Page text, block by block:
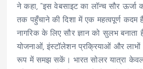
ने कहा, “इस वेबसाइट का लॉन्च सौर ऊर्जा
तक पहुँचाने की दिशा में एक महत्वपूर्ण कदम
नागरिक के लिए सौर ज्ञान को सुलभ बनाता
योजनाओं, इंस्टॉलेशन प्रक्रियाओं और
रूप में समझ सकें। भारत सोलर यात्रा